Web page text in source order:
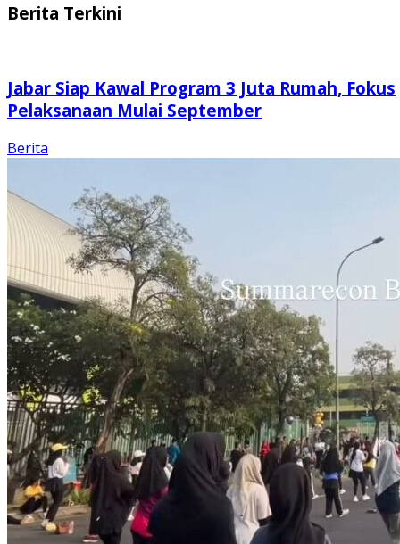
Berita Terkini
Jabar Siap Kawal Program 3 Juta Rumah, Fokus
Pelaksanaan Mulai September
Berita